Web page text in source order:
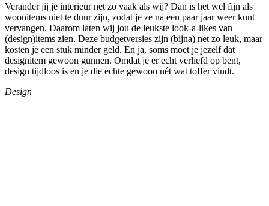
Verander jij je interieur net zo vaak als wij? Dan is het wel fijn als
woonitems niet te duur zijn, zodat je ze na een paar jaar weer kunt
vervangen. Daarom laten wij jou de leukste look-a-likes van
(design)items zien. Deze budgetversies zijn (bijna) net zo leuk, maar
kosten je een stuk minder geld. En ja, soms moet je jezelf dat
designitem gewoon gunnen. Omdat je er echt verliefd op bent,
design tijdloos is en je die echte gewoon nét wat toffer vindt.
Design